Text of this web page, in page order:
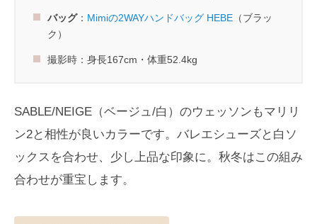
バッグ： Mimiの2WAYハンドバッグ HEBE （ブラッ
ク）
撮影時：身長167cm・体重52.4kg
SABLE/NEIGE（ベージュ/白）のウェッソンもマリリ
ン2と相性が良いカラーです。バレエシューズと白ソ
ックスを合わせ、少し上品な印象に。秋冬はこの組み
合わせが重宝します。